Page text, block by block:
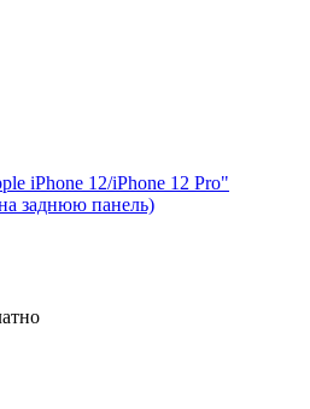
iPhone 12/iPhone 12 Pro"
заднюю панель)